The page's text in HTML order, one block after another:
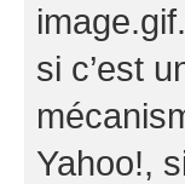
si c’est
Yahoo!,